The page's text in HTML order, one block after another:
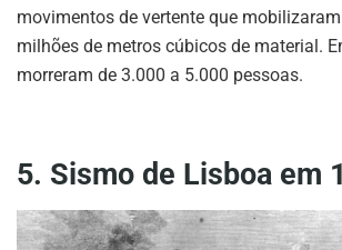
movimentos de vertente que
milhões de metros cúbicos de material.
morreram de 3.000 a 5.000 pessoas.
5. Sismo de Lisboa em